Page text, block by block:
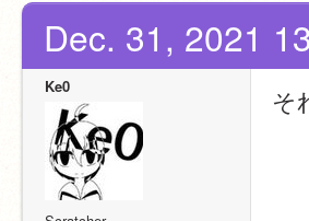
Dec. 31, 2021
Ke0 そ